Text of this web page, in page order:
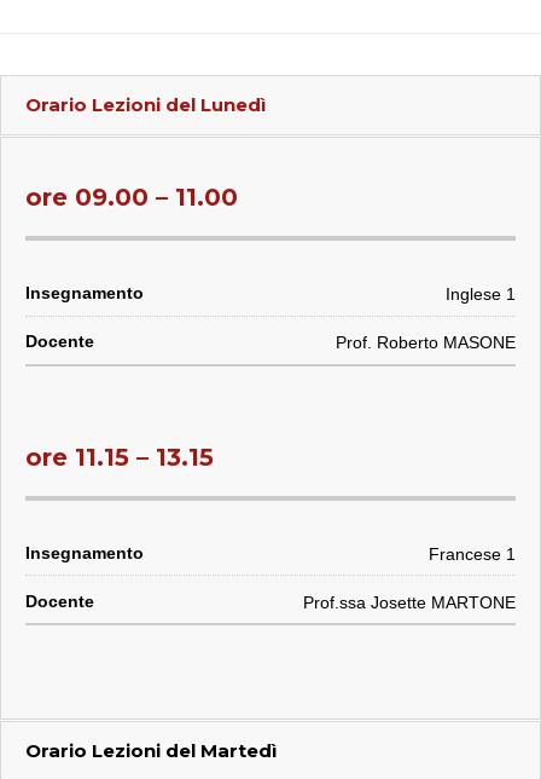
Orario Lezioni del Lunedì
ore 09.00 – 11.00
Inglese 1
Prof. Roberto MASONE
ore 11.15 – 13.15
Francese 1
Prof.ssa Josette MARTONE
Orario Lezioni del Martedì